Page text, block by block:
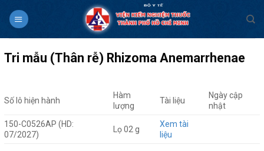
Tri mẫu (Thân rễ) Rhizoma Anemarrhenae
Số lô hiện hành
Hàm
lượng
Tài liệu
Ngày cập
nhật
150-C0526AP (HD:
07/2027)
Lọ 02 g
Xem tài
liệu